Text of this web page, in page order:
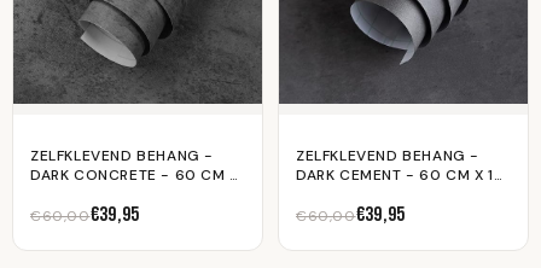
ZELFKLEVEND BEHANG -
DARK CONCRETE - 60 CM X
€60,00€39,95
ZELFKLEVEND BEHANG -
DARK CEMENT - 60 CM X 10
€60,00€39,95